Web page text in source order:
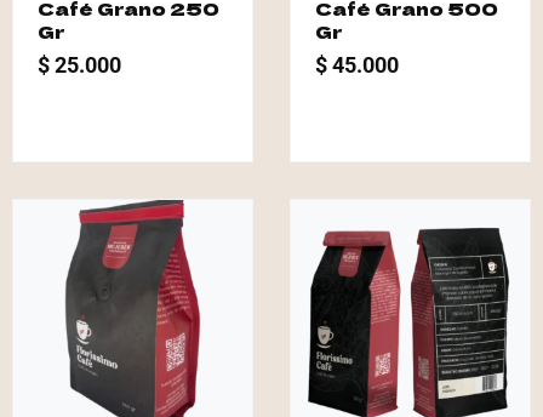
Café Grano 250
Gr
$25.000
Café Grano 500
Gr
$45.000